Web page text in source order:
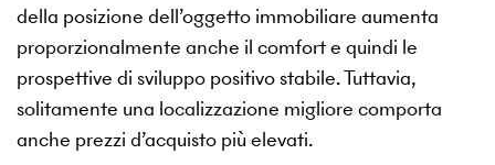
della posizione dell’oggetto immobiliare aumenta
proporzionalmente anche il comfort e quindi le
prospettive di sviluppo positivo stabile. Tuttavia,
solitamente una localizzazione migliore comporta
anche prezzi d’acquisto più elevati.